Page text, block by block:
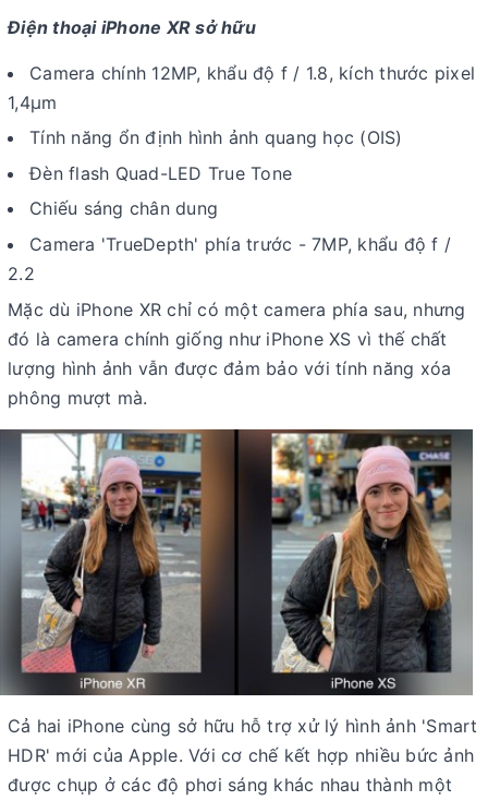
Điện thoại iPhone XR sở hữu
Camera chính 12MP, khẩu độ f / 1.8, kích thước pixel
1,4µm
Tính năng ổn định hình ảnh quang học (OIS)
Đèn flash Quad-LED True Tone
Chiếu sáng chân dung
Camera 'TrueDepth' phía trước - 7MP, khẩu độ f /
2.2
Mặc dù iPhone XR chỉ có một camera phía sau, nhưng
đó là camera chính giống như iPhone XS vì thế chất
lượng hình ảnh vẫn được đảm bảo với tính năng xóa
phông mượt mà.
Cả hai iPhone cùng sở hữu hỗ trợ xử lý hình ảnh 'Smart
HDR' mới của Apple. Với cơ chế kết hợp nhiều bức ảnh
được chụp ở các độ phơi sáng khác nhau thành một